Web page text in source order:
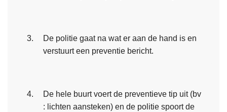
De politie gaat na wat er aan de hand is en
verstuurt een preventie bericht.
De hele buurt voert de preventieve tip uit (bv
: lichten aansteken) en de politie spoort de